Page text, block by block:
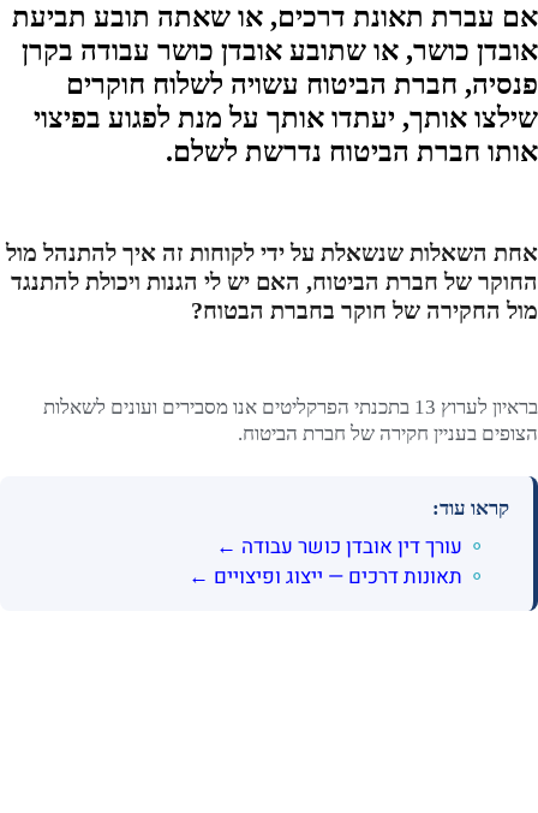
אם עברת תאונת דרכים, או שאתה תובע תביעת
אובדן כושר, או שתובע אובדן כושר עבודה בקרן
פנסיה, חברת הביטוח עשויה לשלוח חוקרים
שילצו אותך, יעתדו אותך על מנת לפגוע בפיצוי
אותו חברת הביטוח נדרשת לשלם.
אחת השאלות שנשאלת על ידי לקוחות זה איך להתנהל מול
החוקר של חברת הביטוח, האם יש לי הגנות ויכולת להתנגד
מול החקירה של חוקר בחברת הבטוח?
בראיון לערוץ 13 בתכנתי הפרקליטים אנו מסבירים ועונים לשאלות
הצופים בעניין חקירה של חברת הביטוח.
קראו עוד:
עורך דין אובדן כושר עבודה ←
תאונות דרכים — ייצוג ופיצויים ←